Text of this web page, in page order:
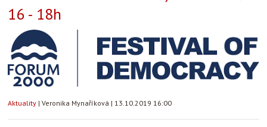
16 - 18h
Aktuality | Veronika Mynaříková | 13.10.2019 16:00